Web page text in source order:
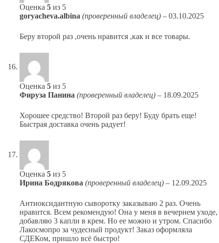
Оценка 5 из 5
goryacheva.albina (проверенный владелец) – 03.10.2025
Беру второй раз ,очень нравится ,как и все товары.
Оценка 5 из 5
Фируза Панина (проверенный владелец) – 18.09.2025
Хорошее средство! Второй раз беру! Буду брать еще!
Быстрая доставка очень радует!
Оценка 5 из 5
Ирина Бодрякова (проверенный владелец) – 12.09.2025
Антиоксидантную сыворотку заказываю 2 раз. Очень
нравится. Всем рекомендую! Она у меня в вечернем уходе,
добавляю 3 капли в крем. Но ее можно и утром. Спасибо
Лакосмопро за чудесный продукт! Заказ оформляла
СДЕКом, пришло всё быстро!